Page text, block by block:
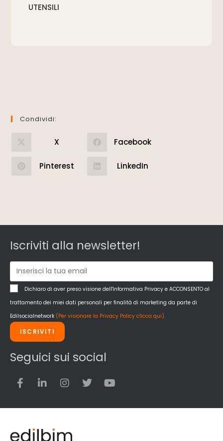
UTENSILI
Condividi:
X Facebook
Pinterest LinkedIn
Iscriviti alla newsletter!
Dichiaro di aver preso visione dell'Informativa Privacy e ACCONSENTO al
trattamento dei miei dati personali per finalità di marketing da parte di
Edilsocialnetwork (Per visionare la Privacy Policy clicca qui).
ISCRIVITI
Seguici sui social